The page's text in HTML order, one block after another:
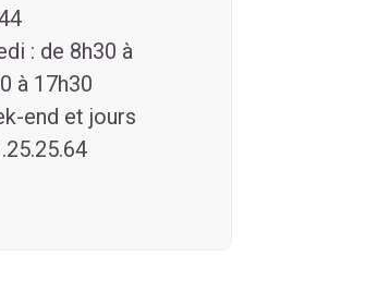
: de 8h30 à
à 17h30
end et jours